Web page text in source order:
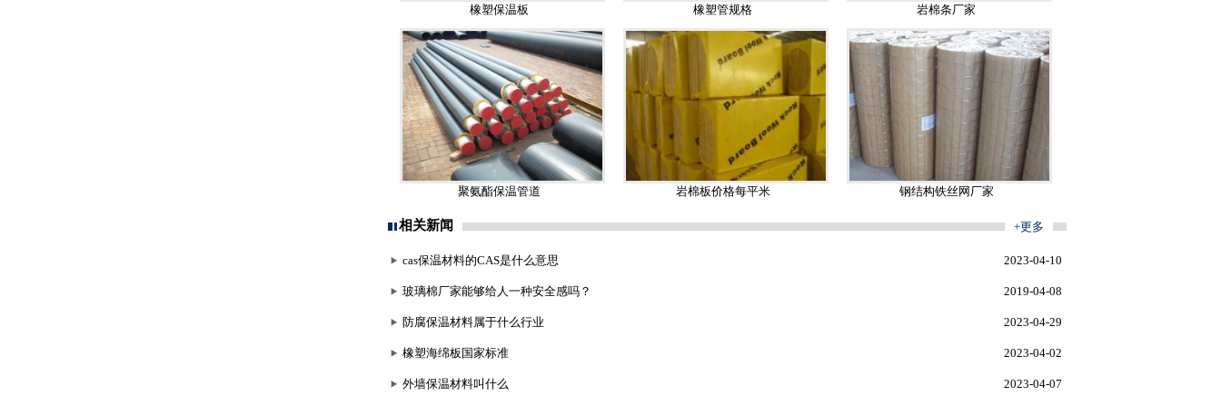
橡塑保温板 橡塑管规格 岩棉条厂家
聚氨酯保温管道 岩棉板价格每平米 钢结构铁丝网厂家
相关新闻 +更多
2023-04-10
cas保温材料的CAS是什么意思
2019-04-08
玻璃棉厂家能够给人一种安全感吗？
2023-04-29
防腐保温材料属于什么行业
2023-04-02
橡塑海绵板国家标准
2023-04-07
外墙保温材料叫什么